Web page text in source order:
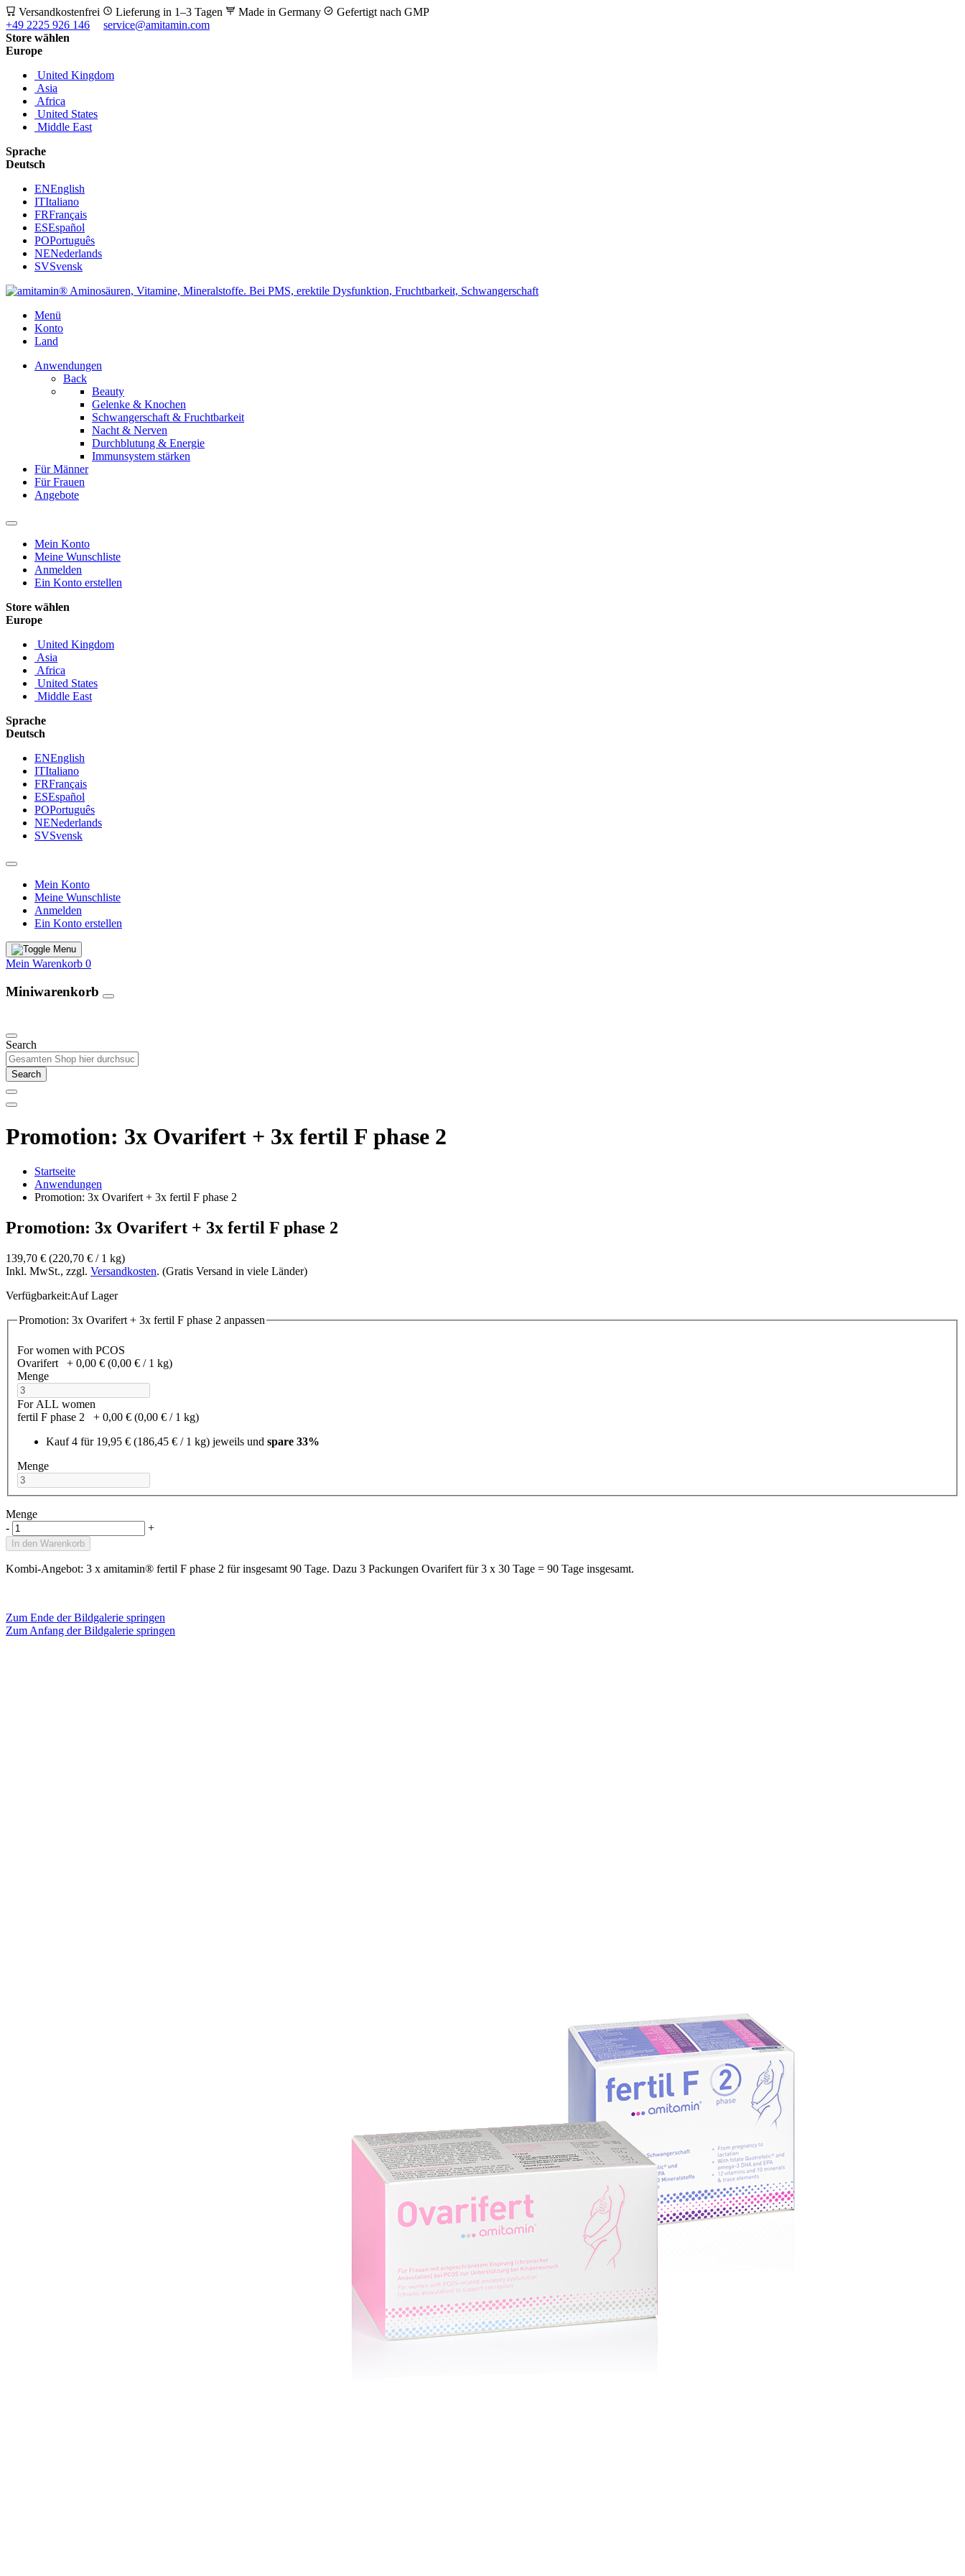
Versandkostenfrei Lieferung in 1–3 Tagen Made in Germany
Gefertigt nach GMP
+49 2225 926 146
service@amitamin.com
Store wählen
Europe
United Kingdom
Asia
Africa
United States
Middle East
Sprache
Deutsch
ENEnglish
ITItaliano
FRFrançais
ESEspañol
POPortuguês
NENederlands
SVSvensk
Menü
Konto
Land
Anwendungen
Back
Beauty
Gelenke & Knochen
Schwangerschaft & Fruchtbarkeit
Nacht & Nerven
Durchblutung & Energie
Immunsystem stärken
Für Männer
Für Frauen
Angebote
Mein Konto
Meine Wunschliste
Anmelden
Ein Konto erstellen
Store wählen
Europe
United Kingdom
Asia
Africa
United States
Middle East
Sprache
Deutsch
ENEnglish
ITItaliano
FRFrançais
ESEspañol
POPortuguês
NENederlands
SVSvensk
Mein Konto
Meine Wunschliste
Anmelden
Ein Konto erstellen
Mein Warenkorb 0
Miniwarenkorb
Search
Search
Promotion: 3x Ovarifert + 3x fertil F phase 2
Startseite
Anwendungen
Promotion: 3x Ovarifert + 3x fertil F phase 2
Promotion: 3x Ovarifert + 3x fertil F phase 2
139,70 € (220,70 €­ / 1 kg)
Inkl. MwSt., zzgl. Versandkosten. (Gratis Versand in viele Länder)
Verfügbarkeit:Auf Lager
Promotion: 3x Ovarifert + 3x fertil F phase 2 anpassen
For women with PCOS
Ovarifert
+ 0,00 € (0,00 €­ / 1 kg)
Menge
For ALL women
fertil F phase 2
+ 0,00 € (0,00 €­ / 1 kg)
Kauf 4 für 19,95 € (186,45 €­ / 1 kg) jeweils und spare 33%
Menge
Menge
-
+
In den Warenkorb
Kombi-Angebot: 3 x amitamin® fertil F phase 2 für insgesamt 90 Tage. Dazu 3 Packungen Ovarifert für 3 x 30 Tage = 90 Tage insgesamt.
Zum Ende der Bildgalerie springen
Zum Anfang der Bildgalerie springen